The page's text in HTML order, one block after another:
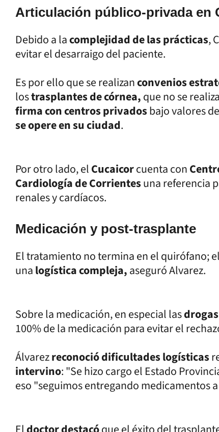
Articulación público-privada en
Debido a lacomplejidad de las prácticas,
evitar el desarraigo del paciente.
Es por ello que se realizanconvenios
lostrasplantes de córnea,que no se
firma con centros privadosbajo valores
se opere en su ciudad.
Por otro lado, elCucaicorcuenta con
Cardiología de Corrientesuna referencia
renales y cardíacos.
Medicación y post-trasplante
El tratamiento no termina en el quirófano; el
unalogística compleja,aseguró Alvarez.
Sobre la medicación, en especial las
100% de la medicación para evitar el
Álvarezreconoció dificultades logísticas
intervino: "Se hizo cargo el Estado
eso "seguimos entregando medicamentos